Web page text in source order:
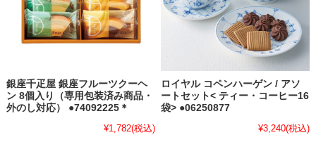
銀座千疋屋 銀座フルーツクーヘ
ン 8個入り（専用包装済み商品・
外のし対応） ●74092225＊
¥1,782(税込)
ロイヤル コペンハーゲン / アソ
ートセット< ティー・コーヒー16
袋> ●06250877
¥3,240(税込)